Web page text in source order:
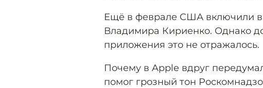
Ещё в феврале США включили в
Владимира Кириенко. Однако
приложения это не отражалось.
Почему в Apple вдруг
помог грозный тон